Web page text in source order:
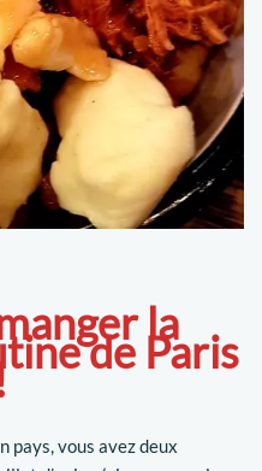
la
de Paris
pays, vous avez deux